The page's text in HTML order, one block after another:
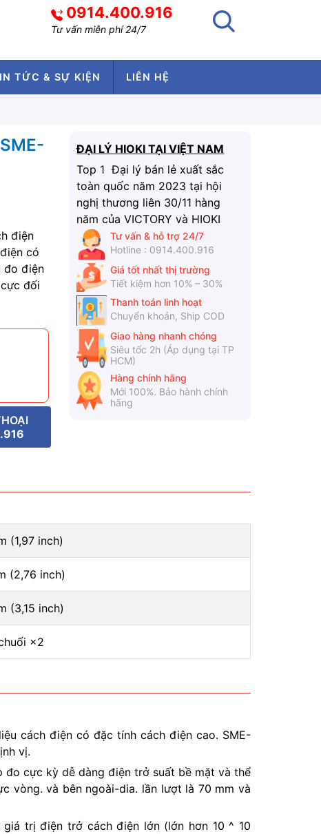
0914.400.916
Tư vấn miễn phí 24/7
TỨC & SỰ KIỆN LIÊN HỆ
điện
có
đo điện
đối
ĐẠI LÝ HIOKI TẠI VIỆT NAM
Top 1 Đại lý bán lẻ xuất sắc
toàn quốc năm 2023 tại hội
nghị thương liên 30/11 hàng
năm của VICTORY và HIOKI
Tư vấn & hỗ trợ 24/7
Hotline : 0914.400.916
Giá tốt nhất thị trường
Tiết kiệm hơn 10% – 30%
Thanh toán linh hoạt
Chuyển khoản, Ship COD
Giao hàng nhanh chóng
Siêu tốc 2h (Áp dụng tại TP
HCM)
Hàng chính hãng
Mới 100%. Bảo hành chính
hãng
(1,97 inch)
(2,76 inch)
(3,15 inch)
×2
cách điện có đặc tính cách điện cao. SME-
vị.
cực kỳ dễ dàng điện trở suất bề mặt và thể
vòng. và bên ngoài-dia. lần lượt là 70 mm và
trị điện trở cách điện lớn (lớn hơn 10 ^ 10